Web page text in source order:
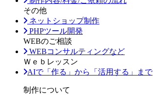
その他
ネットショップ制作
PHPツール開発
WEBのご相談
WEBコンサルティングなど
Ｗｅｂレッスン
AIで「作る」から「活用する」まで
制作について